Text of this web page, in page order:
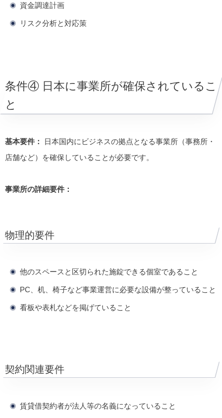
資金調達計画
リスク分析と対応策
条件④ 日本に事業所が確保されているこ
と
基本要件：
日本国内にビジネスの拠点となる事業所（事務所・
店舗など）を確保していることが必要です。
事業所の詳細要件：
物理的要件
他のスペースと区切られた施錠できる個室であること
PC、机、椅子など事業運営に必要な設備が整っていること
看板や表札などを掲げていること
契約関連要件
賃貸借契約者が法人等の名義になっていること